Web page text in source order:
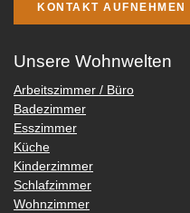
KONTAKT AUFNEHMEN
Unsere Wohnwelten
Arbeitszimmer / Büro
Badezimmer
Esszimmer
Küche
Kinderzimmer
Schlafzimmer
Wohnzimmer